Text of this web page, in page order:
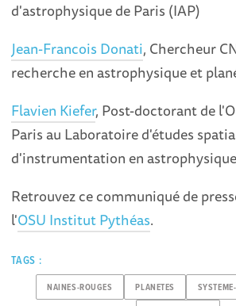
d'astrophysique de Paris (IAP)
Jean-Francois Donati, Chercheur
recherche en astrophysique et
Flavien Kiefer, Post-doctorant de
Paris au Laboratoire d'études
d'instrumentation en
Retrouvez ce communiqué de
l'OSU Institut Pythéas.
TAGS :
NAINES-ROUGES PLANETES